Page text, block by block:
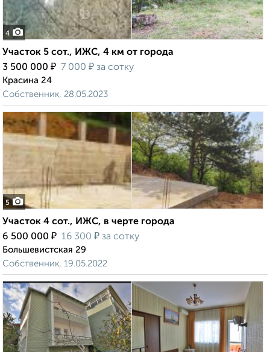
4
Участок 5 сот., ИЖС, 4 км от города
3 500 000 ₽ 7 000 ₽ за сотку
Красина 24
Собственник, 28.05.2023
5
Участок 4 сот., ИЖС, в черте города
6 500 000 ₽ 16 300 ₽ за сотку
Большевистская 29
Собственник, 19.05.2022